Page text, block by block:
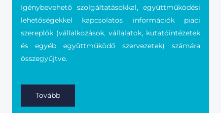
Igénybevehető szolgáltatásokkal, együttműködési
lehetőségekkel kapcsolatos információk piaci
szereplők (vállalkozások, vállalatok, kutatóintézetek
és egyéb együttműködő szervezetek) számára
összegyűjtve.
Tovább